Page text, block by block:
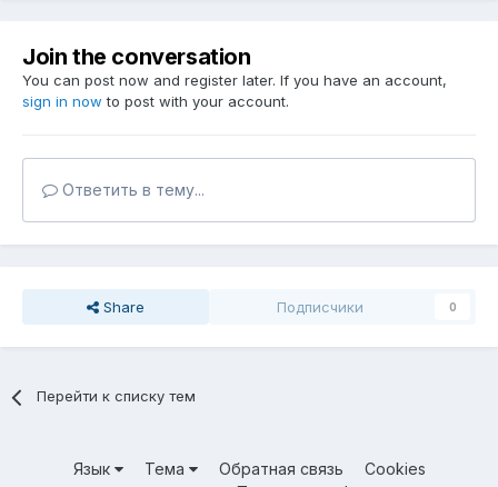
Join the conversation
You can post now and register later. If you have an account,
sign in now to post with your account.
Ответить в тему...
Share Подписчики 0
Перейти к списку тем
Язык Тема Обратная связь
Cookies